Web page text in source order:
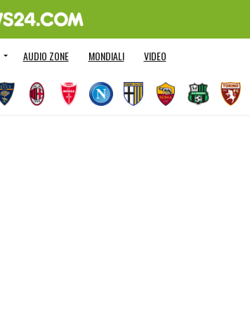
AUDIO ZONE MONDIALI VIDEO